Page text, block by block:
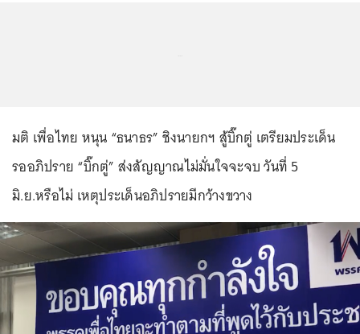
มติ เพื่อไทย หนุน “ธนาธร” ชิงนายกฯ สู้บิ๊กตู่ เตรียมประเด็น
รออภิปราย “บิ๊กตู่” ส่งสัญญาณไม่มั่นใจจะจบ วันที่ 5
มิ.ย.หรือไม่ เหตุประเด็นอภิปรายมีกว้างขวาง